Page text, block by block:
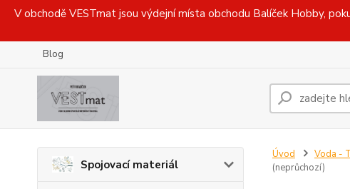
V obchodě VESTmat jsou výdejní místa obchodu Balíček Hobby,
Blog
Spojovací materiál
Úvod Voda -
(neprůchozí)